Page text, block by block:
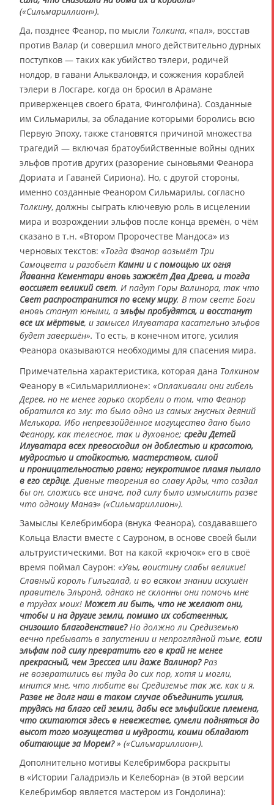
(«Сильмариллион»).
Да, позднее Феанор, по мысли Толкина, «пал», восстав
против Валар (и совершил много действительно дурных
поступков — таких как убийство тэлери, родичей
нолдор, в гавани Альквалондэ, и сожжения кораблей
тэлери в Лосгаре, когда он бросил в Арамане
приверженцев своего брата, Финголфина). Созданные
им Сильмарилы, за обладание которыми боролись всю
Первую Эпоху, также становятся причиной множества
трагедий — включая братоубийственные войны одних
эльфов против других (разорение сыновьями Феанора
Дориата и Гаваней Сириона). Но, с другой стороны,
именно созданные Феанором Сильмарилы, согласно
Толкину, должны сыграть ключевую роль в исцелении
мира и возрождении эльфов после конца времён, о чём
сказано в т.н. «Втором Пророчестве Мандоса» из
черновых текстов: «Тогда Фэанор возьмёт Три
Самоцвета и разобьёт Камни и с помощью их огня
Йаванна Кементари вновь зажжёт Два Древа, и тогда
воссияет великий свет. И падут Горы Валинора, так что
Свет распространится по всему миру. В том свете Боги
вновь станут юными, а эльфы пробудятся, и восстанут
все их мёртвые, и замысел Илуватара касательно эльфов
будет завершён». То есть, в конечном итоге, усилия
Феанора оказываются необходимы для спасения мира.
Примечательна характеристика, которая дана Толкином
Феанору в «Сильмариллионе»: «Оплакивали они гибель
Дерев, но не менее горько скорбели о том, что Феанор
обратился ко злу: то было одно из самых гнусных деяний
Мелькора. Ибо непревзойдённое могущество дано было
Феанору, как телесное, так и духовное; среди Детей
Илуватара всех превосходил он доблестью и красотою,
мудростью и стойкостью, мастерством, силой
и проницательностью равно; неукротимое пламя пылало
в его сердце. Дивные творения во славу Арды, что создал
бы он, сложись все иначе, под силу было измыслить разве
что одному Манвэ» («Сильмариллион»).
Замыслы Келебримбора (внука Феанора), создававшего
Кольца Власти вместе с Сауроном, в основе своей были
альтруистическими. Вот на какой «крючок» его в своё
время поймал Саурон: «Увы, воистину слабы великие!
Славный король Гильгалад, и во всяком знании искушён
правитель Эльронд, однако не склонны они помочь мне
в трудах моих! Может ли быть, что не желают они,
чтобы и на другие земли, помимо их собственных,
снизошло благоденствие?Но должно ли Средиземью
вечно пребывать в запустении и непроглядной тьме, если
эльфам под силу превратить его в край не менее
прекрасный, чем Эрессеа или даже Валинор?Раз
не возвратились вы туда до сих пор, хотя и могли,
мнится мне, что любите вы Средиземье так же, как и я.
Разве не долг наш в таком случае объединить усилия,
трудясь на благо сей земли, дабы все эльфийские племена,
что скитаются здесь в невежестве, сумели подняться до
высот того могущества и мудрости, коими обладают
обитающие за Морем?» («Сильмариллион»).
Дополнительно мотивы Келебримбора раскрыты
в «Истории Галадриэль и Келеборна» (в этой версии
Келебримбор является мастером из Гондолина):